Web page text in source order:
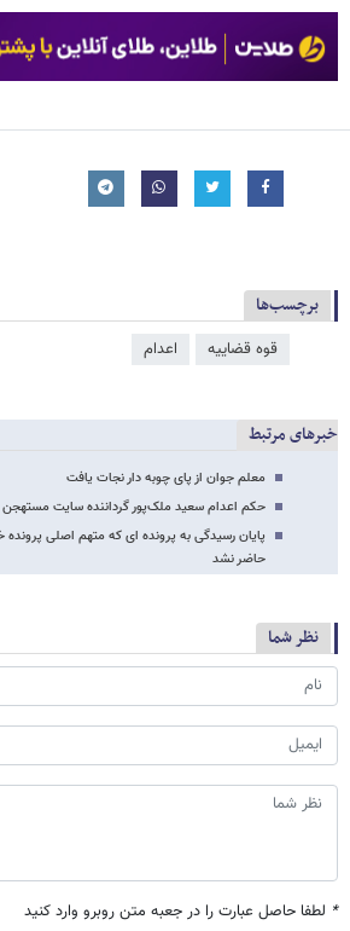
برچسب‌ها
قوه قضاییه اعدام
خبرهای مرتبط
معلم جوان از پای چوبه دار نجات یافت
حکم اعدام سعید ملک‌پور گرداننده سایت مستهجن
پایان رسیدگی به پرونده ای که متهم اصلی
حاضر نشد
نظر شما
* لطفا حاصل عبارت را در جعبه متن روبرو وارد کنید